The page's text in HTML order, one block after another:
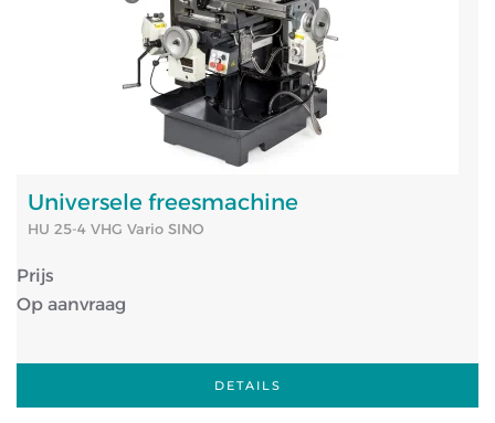
Universele freesmachine
HU 25-4 VHG Vario SINO
Prijs
Op aanvraag
DETAILS